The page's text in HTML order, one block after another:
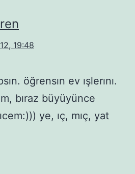
19:48
öğrensın ev ışlerını.
bıraz büyüyünce
ye, ıç, mıç, yat